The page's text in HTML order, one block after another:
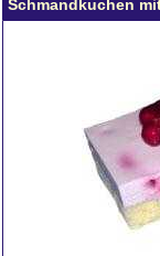
Schmandkuchen